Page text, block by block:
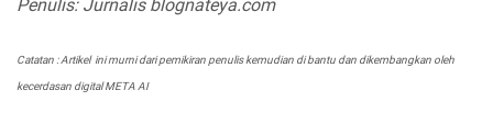
Penulis: Jurnalis blognateya.com
Catatan : Artikel ini murni dari pemikiran penulis kemudian di bantu dan dikembangkan oleh
kecerdasan digital META AI